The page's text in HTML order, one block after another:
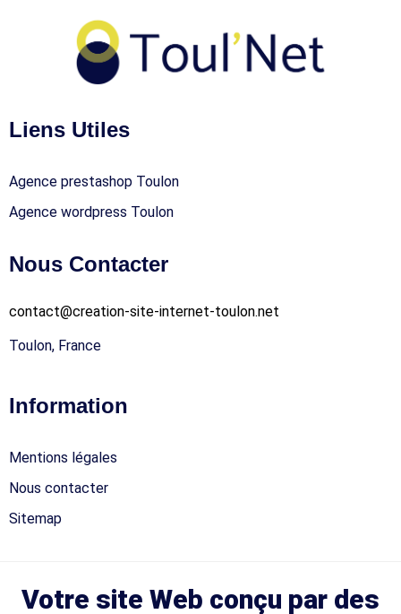
Liens Utiles
Agence prestashop Toulon
Agence wordpress Toulon
Nous Contacter
contact@creation-site-internet-toulon.net
Toulon, France
Information
Mentions légales
Nous contacter
Sitemap
Votre site Web conçu par des